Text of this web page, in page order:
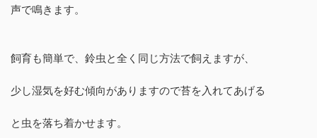
声で鳴きます。
飼育も簡単で、鈴虫と全く同じ方法で飼えますが、
少し湿気を好む傾向がありますので苔を入れてあげる
と虫を落ち着かせます。